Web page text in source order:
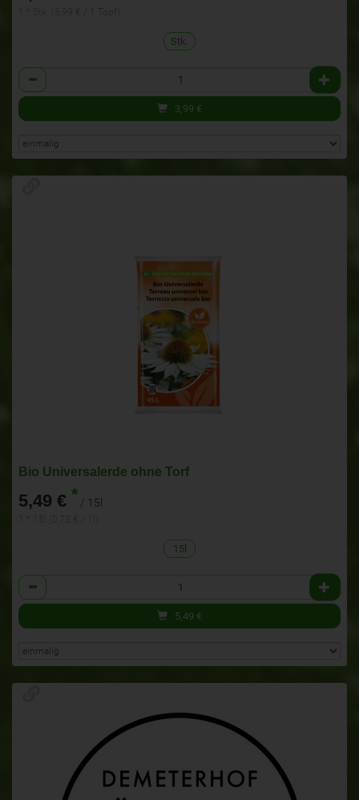
Stk.
Anzahl
3,99 €
Bio Universalerde ohne Torf
5,49 € * / 15l
15l
Anzahl
5,49 €